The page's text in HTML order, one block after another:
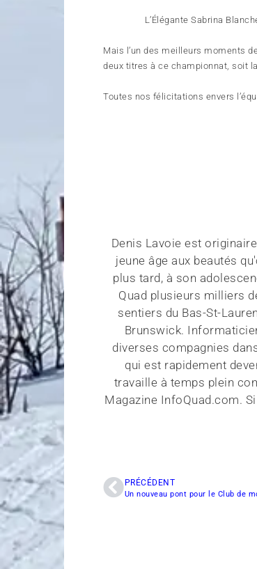
L’Élégante Sabrina
Mais l’un des meilleurs moments
deux titres à ce championnat, soit
Toutes nos félicitations envers
Denis Lavoie est
jeune âge aux beautés
plus tard, à son
Quad plusieurs milliers
sentiers du Bas-St-
Brunswick.
diverses compagnies
qui est rapidement
travaille à temps plein
Magazine InfoQuad.com.
PRÉCÉDENT